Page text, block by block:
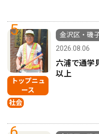
5
トップニュ
ース
社会
金沢区・磯
2026.08.06
六浦で通学
以上